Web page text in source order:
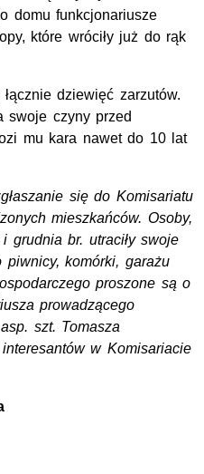
domu funkcjonariusze
które wróciły już do rąk
dziewięć zarzutów.
swoje czyny przed
mu kara nawet do 10 lat
się do Komisariatu
mieszkańców. Osoby,
grudnia br. utraciły swoje
piwnicy, komórki, garażu
proszone są o
prowadzącego
szt. Tomasza
w Komisariacie